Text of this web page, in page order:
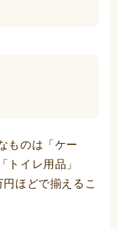
ものは「ケー
トイレ用品」
ほどで揃えるこ